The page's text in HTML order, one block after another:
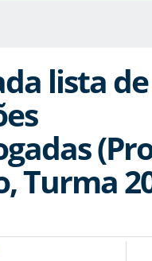
lista de
Turma